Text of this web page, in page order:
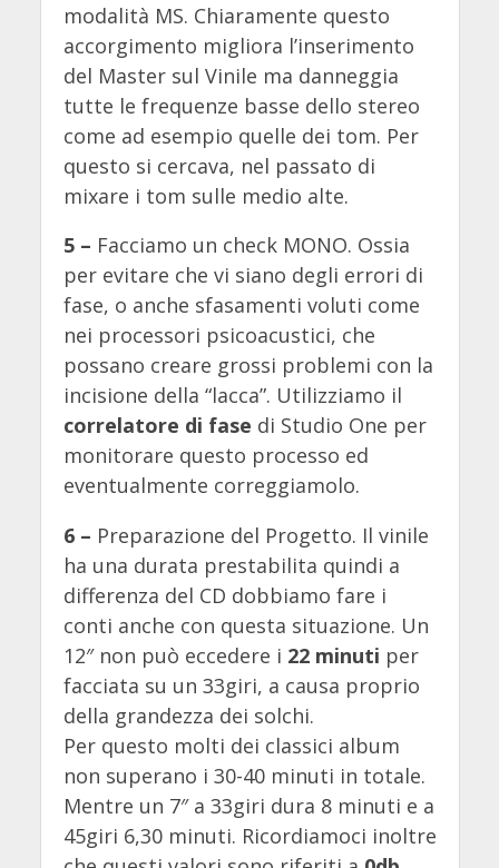
modalità MS. Chiaramente questo
accorgimento migliora l’inserimento
del Master sul Vinile ma danneggia
tutte le frequenze basse dello stereo
come ad esempio quelle dei tom. Per
questo si cercava, nel passato di
mixare i tom sulle medio alte.
5 – Facciamo un check MONO. Ossia
per evitare che vi siano degli errori di
fase, o anche sfasamenti voluti come
nei processori psicoacustici, che
possano creare grossi problemi con la
incisione della “lacca”. Utilizziamo il
correlatore di fase di Studio One per
monitorare questo processo ed
eventualmente correggiamolo.
6 – Preparazione del Progetto. Il vinile
ha una durata prestabilita quindi a
differenza del CD dobbiamo fare i
conti anche con questa situazione. Un
12″ non può eccedere i 22 minuti per
facciata su un 33giri, a causa proprio
della grandezza dei solchi.
Per questo molti dei classici album
non superano i 30-40 minuti in totale.
Mentre un 7″ a 33giri dura 8 minuti e a
45giri 6,30 minuti. Ricordiamoci inoltre